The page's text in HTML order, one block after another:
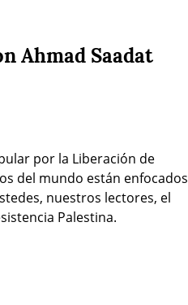
Ahmad Saadat
por la Liberación de
del mundo están enfocados
nuestros lectores, el
Palestina.